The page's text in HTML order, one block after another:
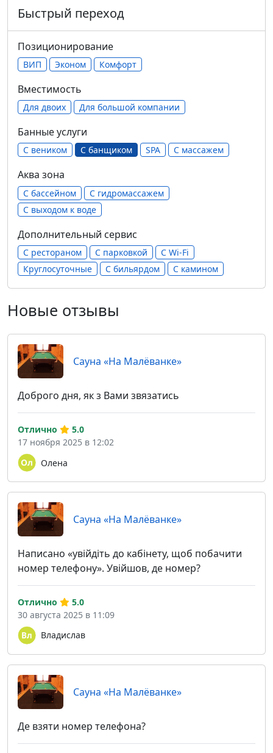
Быстрый переход
Позиционирование
ВИП Эконом Комфорт
Вместимость
Для двоих Для большой компании
Банные услуги
С веником С банщиком SPA С массажем
Аква зона
С бассейном
С гидромассажем
С выходом к воде
Дополнительный сервис
С рестораном С парковкой
С Wi-Fi
Круглосуточные
С бильярдом С камином
Новые отзывы
Сауна «На Малёванке»
Доброго дня, як з Вами звязатись
Олена
Отлично
5.0
17 ноября 2025 в 12:02
Сауна «На Малёванке»
Написано «увійдіть до кабінету, щоб побачити
номер телефону». Увійшов, де номер?
Владислав
Отлично
5.0
30 августа 2025 в 11:09
Сауна «На Малёванке»
Де взяти номер телефона?